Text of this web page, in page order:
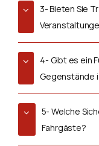
3- Bieten Sie
4- Gibt es ein
Gegenstände
5- Welche
Fahrgäste?